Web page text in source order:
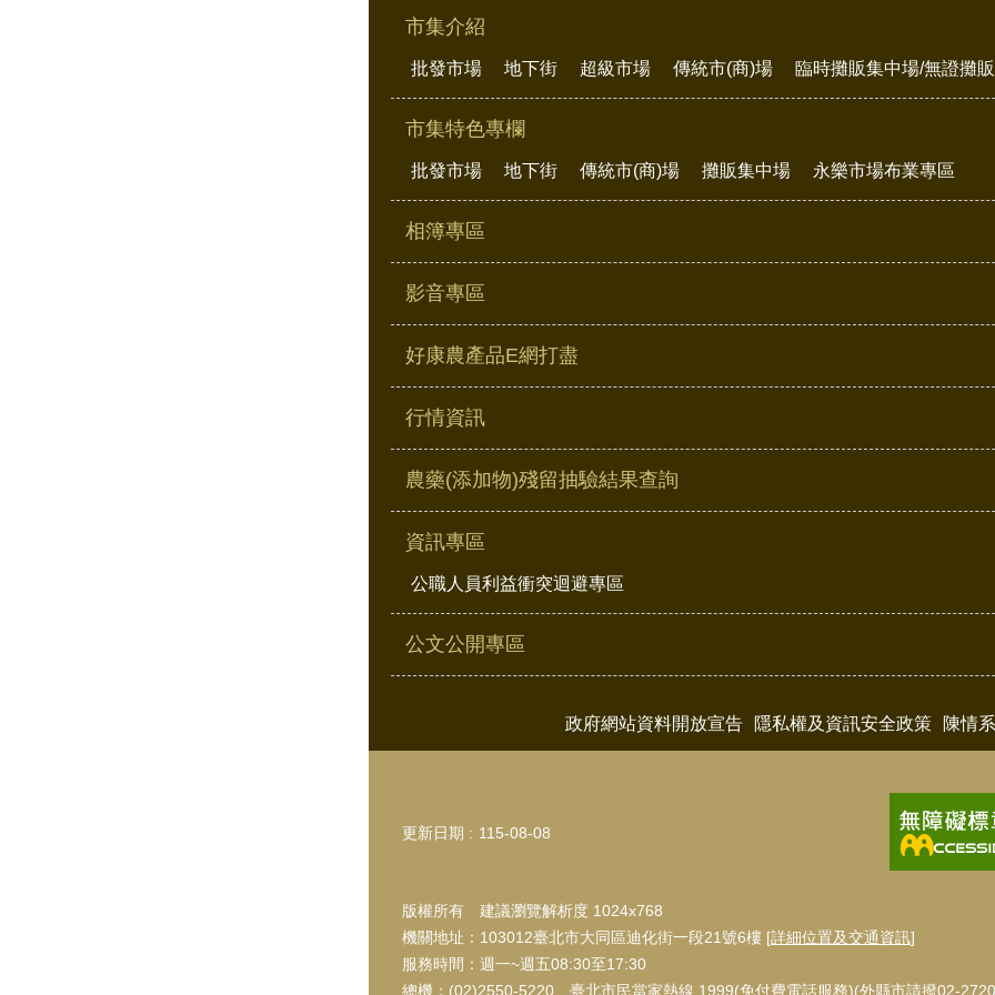
市集介紹
批發市場 地下街 超級市場 傳統市(商)場 臨時攤販集中場/無證攤
市集特色專欄
批發市場 地下街 傳統市(商)場 攤販集中場 永樂市場布業專區
相簿專區
影音專區
好康農產品E網打盡
行情資訊
農藥(添加物)殘留抽驗結果查詢
資訊專區
公職人員利益衝突迴避專區
公文公開專區
政府網站資料開放宣告 隱私權及資訊安全政策 陳情
更新日期 115-08-08
版權所有 建議瀏覽解析度 1024x768
機關地址：103012臺北市大同區迪化街一段21號6樓 [詳細位置及交通資訊]
服務時間：週一~週五08:30至17:30
總機：(02)2550-5220 臺北市民當家熱線 1999(免付費電話服務)(外縣市請撥02-